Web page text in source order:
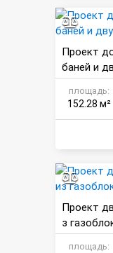
Проект
баней и
площадь:
152.28 м²
Проект
з
площадь: